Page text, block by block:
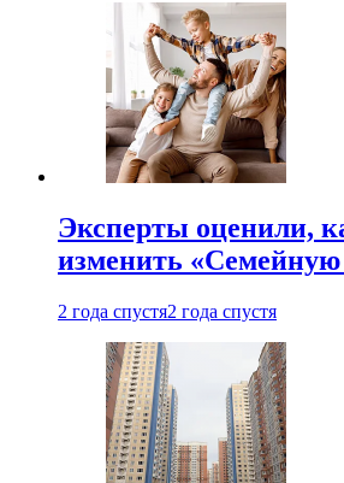
Эксперты оценили,
изменить «Семейную
2 года спустя2 года спустя